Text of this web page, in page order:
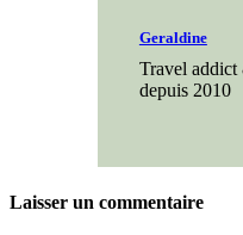
Geraldine
Travel
depuis 2010
Laisser un commentaire